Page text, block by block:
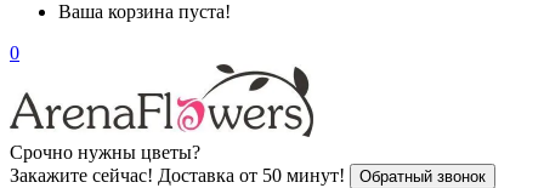
Ваша корзина пуста!
0
Срочно нужны цветы?
Закажите сейчас! Доставка от 50 минут!
Обратный звонок